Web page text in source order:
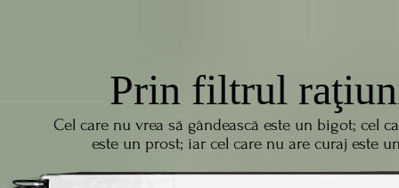
Prin filtrul
Cel care nu vrea să gândească este un bigot; cel
este un prost; iar cel care nu are curaj este